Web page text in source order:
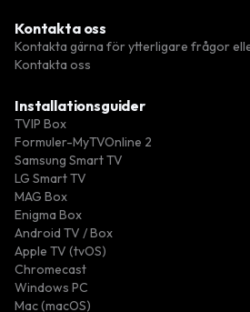
Kontakta oss
Kontakta gärna för ytterligare frågor
Kontakta oss
Installationsguider
TVIP Box
Formuler-MyTVOnline 2
Samsung Smart TV
LG Smart TV
MAG Box
Enigma Box
Android TV / Box
Apple TV (tvOS)
Chromecast
Windows PC
Mac (macOS)